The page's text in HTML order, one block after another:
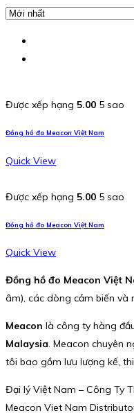
Được xếp hạng 5.00 5 sao
Đồng hồ đo Meacon Việt Nam
Quick View
Được xếp hạng 5.00 5 sao
Đồng hồ đo Meacon Việt Nam
Quick View
Đồng hồ đo Meacon Việt
âm), các dòng cảm biến và
Meacon là công ty hàng
Malaysia. Meacon chuyên
tôi bao gồm lưu lượng kế,
Đại lý Việt Nam – Công Ty
Meacon Viet Nam